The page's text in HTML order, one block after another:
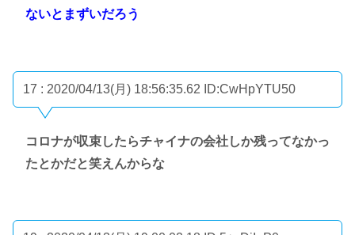
ないとまずいだろう
17 : 2020/04/13(月) 18:56:35.62 ID:CwHpYTU50
コロナが収束したらチャイナの会社しか残ってなかっ
たとかだと笑えんからな